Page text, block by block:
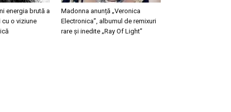
energia brută a
o viziune
Madonna anunță „Veronica
Electronica”, albumul de remixuri
rare și inedite „Ray Of Light”